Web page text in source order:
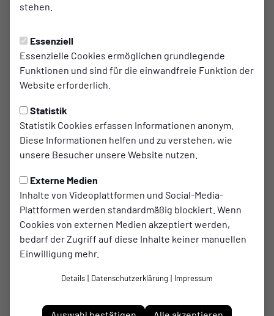
stehen.
Essenziell
Essenzielle Cookies ermöglichen grundlegende
Funktionen und sind für die einwandfreie Funktion der
Website erforderlich.
Statistik
Statistik Cookies erfassen Informationen anonym.
Diese Informationen helfen und zu verstehen, wie
unsere Besucher unsere Website nutzen.
Externe Medien
Inhalte von Videoplattformen und Social-Media-
Plattformen werden standardmäßig blockiert. Wenn
Cookies von externen Medien akzeptiert werden,
bedarf der Zugriff auf diese Inhalte keiner manuellen
Einwilligung mehr.
Details | Datenschutzerklärung | Impressum
Trainer
Pascal
Keller
Marvin
Katzewski